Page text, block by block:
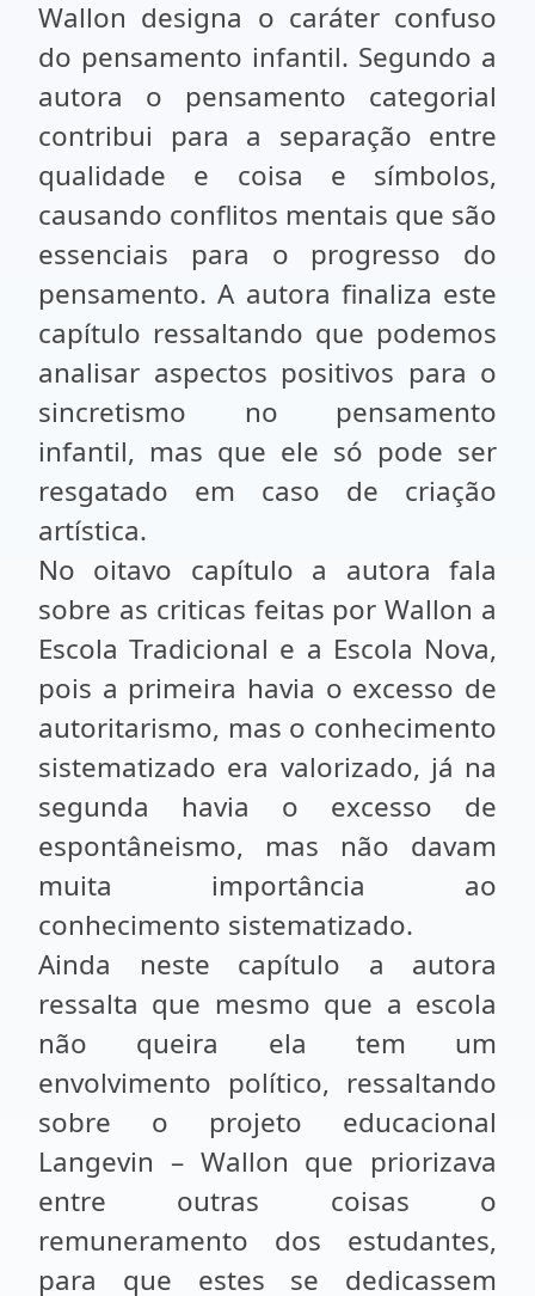
Wallon designa o caráter confuso
do pensamento infantil. Segundo a
autora o pensamento categorial
contribui para a separação entre
qualidade e coisa e símbolos,
causando conflitos mentais que são
essenciais para o progresso do
pensamento. A autora finaliza este
capítulo ressaltando que podemos
analisar aspectos positivos para o
sincretismo no pensamento
infantil, mas que ele só pode ser
resgatado em caso de criação
artística.
No oitavo capítulo a autora fala
sobre as criticas feitas por Wallon a
Escola Tradicional e a Escola Nova,
pois a primeira havia o excesso de
autoritarismo, mas o conhecimento
sistematizado era valorizado, já na
segunda havia o excesso de
espontâneismo, mas não davam
muita importância ao
conhecimento sistematizado.
Ainda neste capítulo a autora
ressalta que mesmo que a escola
não queira ela tem um
envolvimento político, ressaltando
sobre o projeto educacional
Langevin – Wallon que priorizava
entre outras coisas o
remuneramento dos estudantes,
para que estes se dedicassem